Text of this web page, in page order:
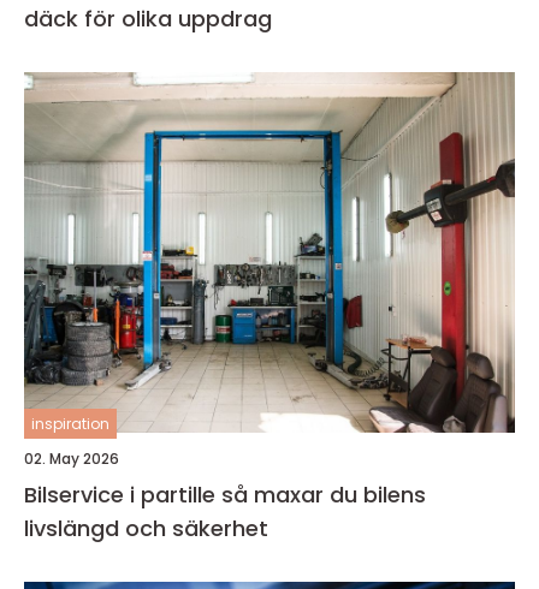
däck för olika uppdrag
inspiration
02. May 2026
Bilservice i partille så maxar du bilens
livslängd och säkerhet